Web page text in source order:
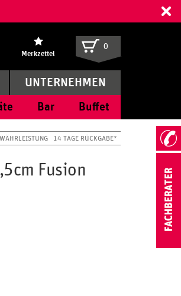
Merkzettel
0
Bar Buffet
UNTERNEHMEN
14 TAGE RÜCKGABE*
Fusion